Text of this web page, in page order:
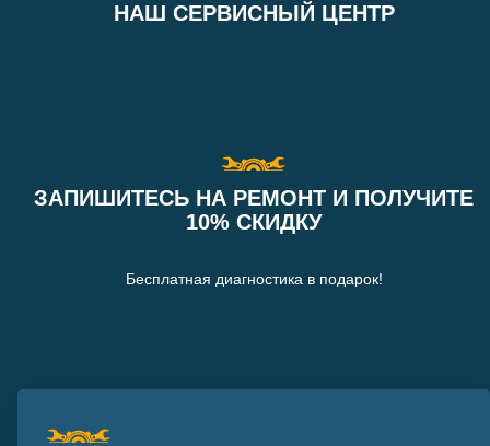
НАШ СЕРВИСНЫЙ ЦЕНТР
ЗАПИШИТЕСЬ НА РЕМОНТ И ПОЛУЧИТЕ
10% СКИДКУ
Бесплатная диагностика в подарок!